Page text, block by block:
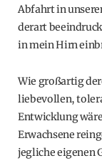
Abfahrt in
derart
in mein Hirn
Wie großartig
liebevollen,
Entwicklung
Erwachsene
jegliche eigenen